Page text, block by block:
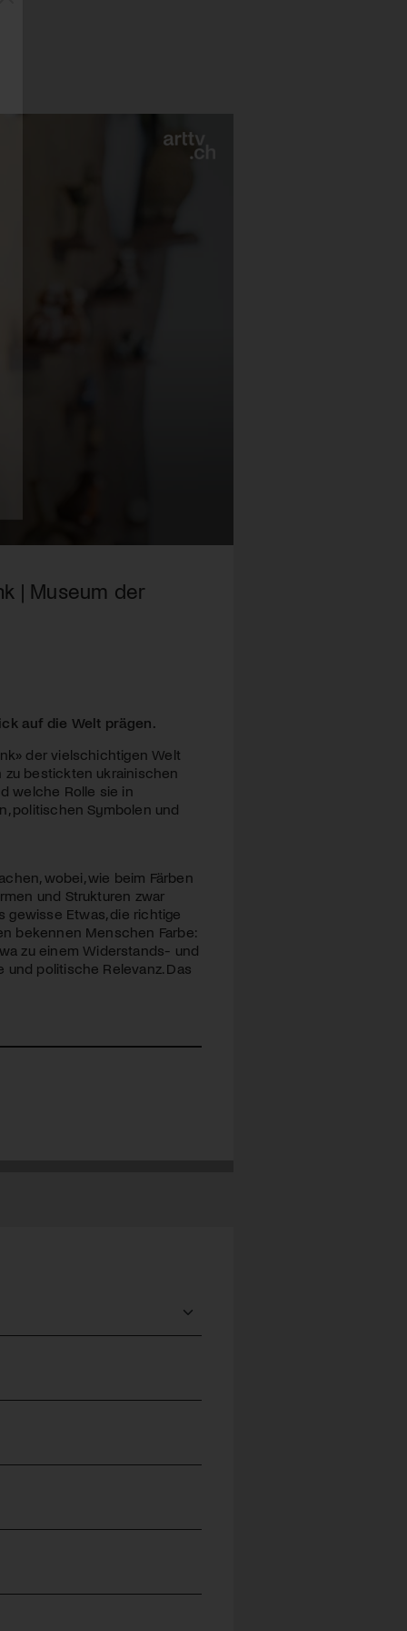
| Museum der
auf die Welt prägen.
der vielschichtigen Welt
zu bestickten ukrainischen
welche Rolle sie in
politischen Symbolen und
wobei, wie beim Färben
und Strukturen zwar
gewisse Etwas, die richtige
bekennen Menschen Farbe:
zu einem Widerstands- und
politische Relevanz. Das